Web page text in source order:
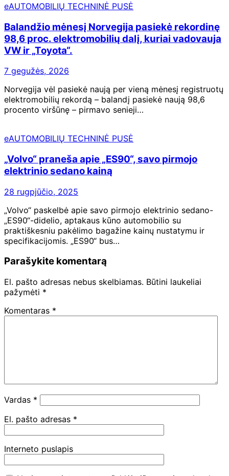
eAUTOMOBILIŲ TECHNINĖ PUSĖ
Balandžio mėnesį Norvegija pasiekė rekordinę
98,6 proc. elektromobilių dalį, kuriai vadovauja
VW ir „Toyota“.
7 gegužės, 2026
Norvegija vėl pasiekė naują per vieną mėnesį registruotų
elektromobilių rekordą – balandį pasiekė naują 98,6
procento viršūnę – pirmavo senieji…
eAUTOMOBILIŲ TECHNINĖ PUSĖ
„Volvo“ praneša apie „ES90“, savo pirmojo
elektrinio sedano kainą
28 rugpjūčio, 2025
„Volvo“ paskelbė apie savo pirmojo elektrinio sedano-
„ES90“-didelio, aptakaus kūno automobilio su
praktiškesniu pakėlimo bagažine kainų nustatymu ir
specifikacijomis. „ES90“ bus…
Parašykite komentarą
El. pašto adresas nebus skelbiamas. Būtini laukeliai
pažymėti *
Komentaras *
Vardas *
El. pašto adresas *
Interneto puslapis